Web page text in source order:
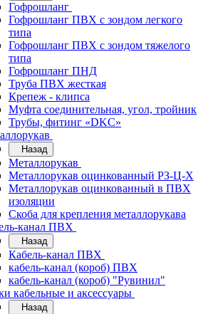
Гофрошланг
Гофрошланг ПВХ с зондом легкого
типа
Гофрошланг ПВХ с зондом тяжелого
типа
Гофрошланг ПНД
Труба ПВХ жесткая
Крепеж - клипса
Муфта соединительная, угол, тройник
Трубы, фитинг «DKC»
Назад
Металлорукав
Металлорукав оцинкованный РЗ-Ц-Х
Металлорукав оцинкованный в ПВХ
изоляции
Скоба для крепления металлорукава
канал ПВХ
Назад
Кабель-канал ПВХ
кабель-канал (короб) ПВХ
кабель-канал (короб) "Рувинил"
кабельные и аксессуары
Назад